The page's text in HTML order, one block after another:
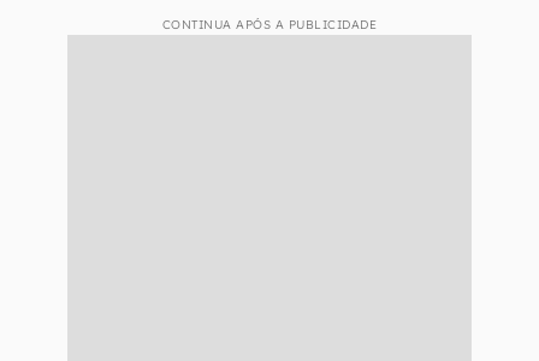
CONTINUA APÓS A PUBLICIDADE